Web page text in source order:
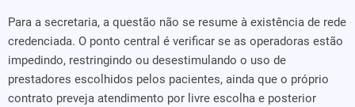
Para a secretaria, a questão não se resume à existência de rede
credenciada. O ponto central é verificar se as operadoras estão
impedindo, restringindo ou desestimulando o uso de
prestadores escolhidos pelos pacientes, ainda que o próprio
contrato preveja atendimento por livre escolha e posterior